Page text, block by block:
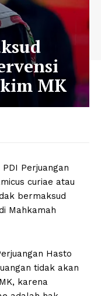
MK
PDI Perjuangan
curiae atau
bermaksud
Mahkamah
Hasto
tidak akan
karena